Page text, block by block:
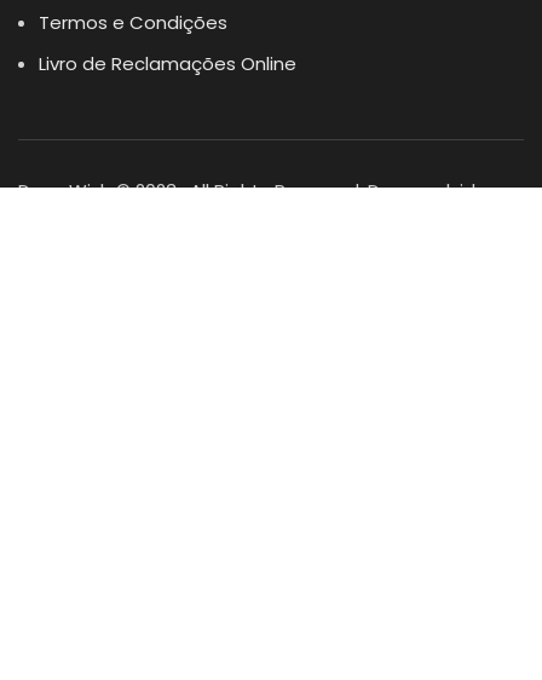
Termos e Condições
Livro de Reclamações Online
Dogs Wish © 2023 . All Rights Reserved. Desenvolvido por